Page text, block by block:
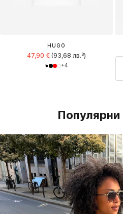
HUGO
47,90 €(93,68 лв.³)
+4
Популярни